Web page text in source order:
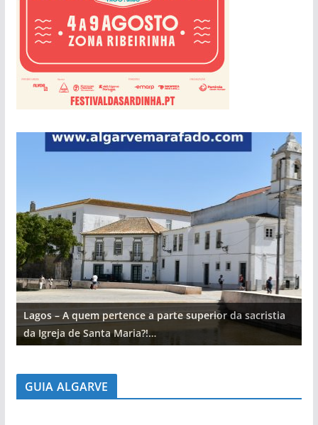
Lagos – A quem pertence a parte superior da sacristia
da Igreja de Santa Maria?!…
GUIA ALGARVE